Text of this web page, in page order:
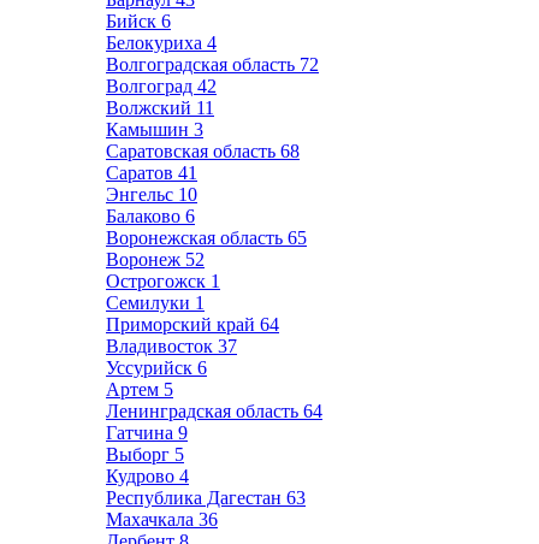
Бийск 6
Белокуриха 4
Волгоградская область 72
Волгоград 42
Волжский 11
Камышин 3
Саратовская область 68
Саратов 41
Энгельс 10
Балаково 6
Воронежская область 65
Воронеж 52
Острогожск 1
Семилуки 1
Приморский край 64
Владивосток 37
Уссурийск 6
Артем 5
Ленинградская область 64
Гатчина 9
Выборг 5
Кудрово 4
Республика Дагестан 63
Махачкала 36